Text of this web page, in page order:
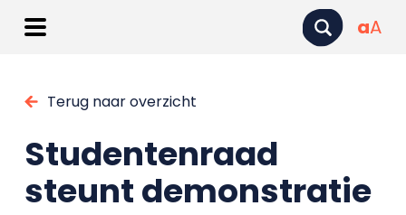
aA
Terug naar overzicht
Studentenraad
steunt demonstratie